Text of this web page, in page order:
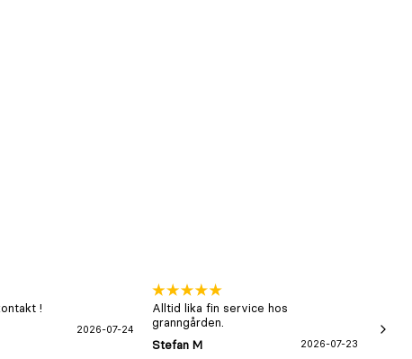
!
2026-07-24
Alltid lika fin service hos
granngården.
Stefan M
2026-07-23